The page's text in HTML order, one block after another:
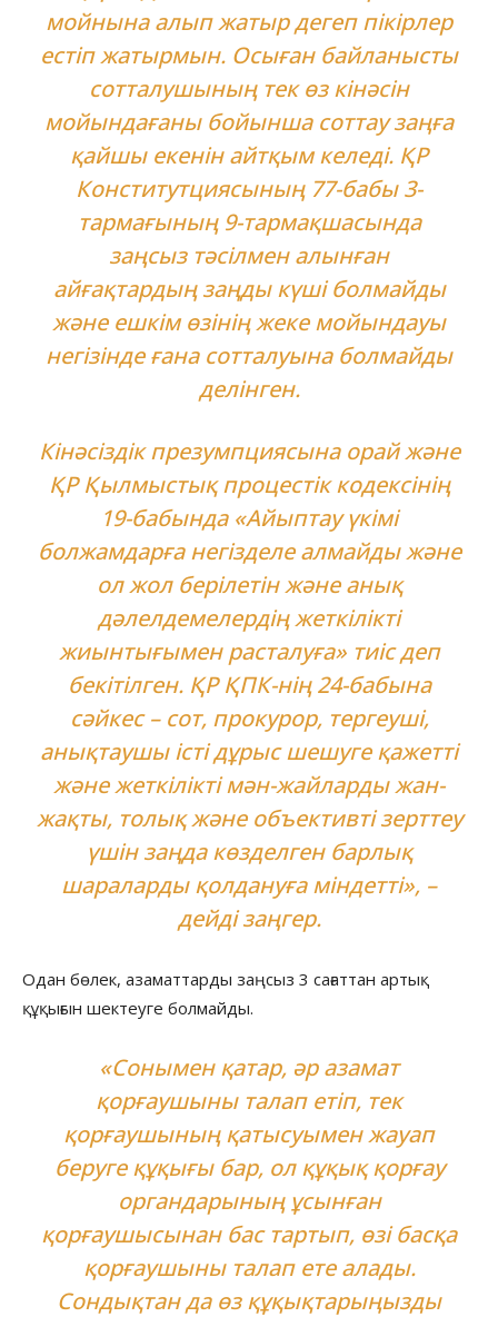
мойнына алып жатыр дегеп пікірлер
естіп жатырмын. Осыған байланысты
сотталушының тек өз кінәсін
мойындағаны бойынша соттау заңға
қайшы екенін айтқым келеді. ҚР
Конститутциясының 77-бабы 3-
тармағының 9-тармақшасында
заңсыз тәсілмен алынған
айғақтардың заңды күші болмайды
және ешкім өзінің жеке мойындауы
негізінде ғана сотталуына болмайды
делінген.
Кінәсіздік презумпциясына орай және
ҚР Қылмыстық процестік кодексінің
19-бабында «Айыптау үкiмi
болжамдарға негiзделе алмайды және
ол жол берілетін және анық
дәлелдемелердiң жеткiлiктi
жиынтығымен расталуға» тиiс деп
бекітілген. ҚР ҚПК-нің 24-бабына
сәйкес – сот, прокурор, тергеушi,
анықтаушы iстi дұрыс шешуге қажеттi
және жеткiлiктi мән-жайларды жан-
жақты, толық және объективтi зерттеу
үшiн заңда көзделген барлық
шараларды қолдануға мiндеттi», –
дейді заңгер.
Одан бөлек, азаматтарды заңсыз 3 сағаттан артық
құқығын шектеуге болмайды.
«Сонымен қатар, әр азамат
қорғаушыны талап етіп, тек
қорғаушының қатысуымен жауап
беруге құқығы бар, ол құқық қорғау
органдарының ұсынған
қорғаушысынан бас тартып, өзі басқа
қорғаушыны талап ете алады.
Сондықтан да өз құқықтарыңызды